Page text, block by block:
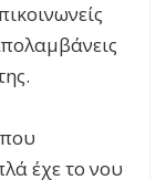
έχε το νου